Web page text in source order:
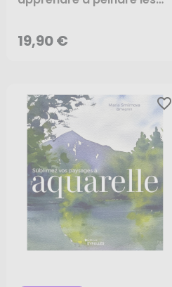
19,90 €AJOUTER AU PANIER
favorite_border